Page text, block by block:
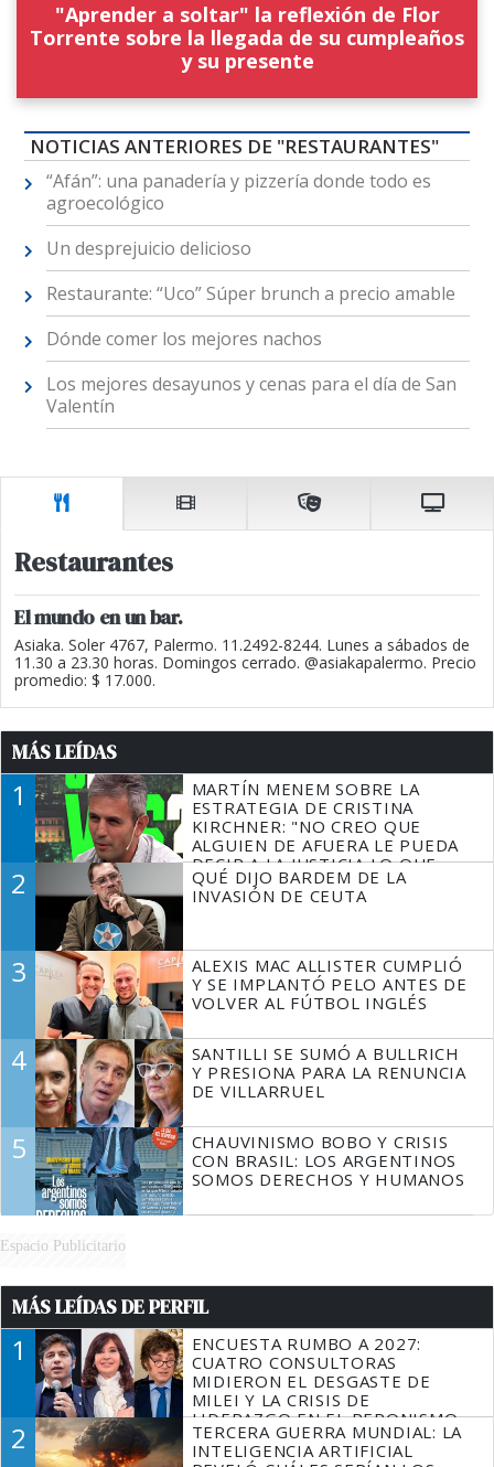
"Aprender a soltar" la reflexión de Flor
Torrente sobre la llegada de su cumpleaños
y su presente
NOTICIAS ANTERIORES DE "RESTAURANTES"
“Afán”: una panadería y pizzería donde todo es
agroecológico
Un desprejuicio delicioso
Restaurante: “Uco” Súper brunch a precio amable
Dónde comer los mejores nachos
Los mejores desayunos y cenas para el día de San
Valentín
Restaurantes
El mundo en un bar.
Asiaka. Soler 4767, Palermo. 11.2492-8244. Lunes a sábados de
11.30 a 23.30 horas. Domingos cerrado. @asiakapalermo. Precio
promedio: $ 17.000.
MÁS LEÍDAS
1
MARTÍN MENEM SOBRE LA
ESTRATEGIA DE CRISTINA
KIRCHNER: "NO CREO QUE
ALGUIEN DE AFUERA LE PUEDA
DECIR A LA JUSTICIA LO QUE
TIENE QUE HACER"
2
QUÉ DIJO BARDEM DE LA
INVASIÓN DE CEUTA
3
ALEXIS MAC ALLISTER CUMPLIÓ
Y SE IMPLANTÓ PELO ANTES DE
VOLVER AL FÚTBOL INGLÉS
4
SANTILLI SE SUMÓ A BULLRICH
Y PRESIONA PARA LA RENUNCIA
DE VILLARRUEL
5
CHAUVINISMO BOBO Y CRISIS
CON BRASIL: LOS ARGENTINOS
SOMOS DERECHOS Y HUMANOS
Espacio Publicitario
MÁS LEÍDAS DE PERFIL
1
ENCUESTA RUMBO A 2027:
CUATRO CONSULTORAS
MIDIERON EL DESGASTE DE
MILEI Y LA CRISIS DE
LIDERAZGO EN EL PERONISMO
2
TERCERA GUERRA MUNDIAL: LA
INTELIGENCIA ARTIFICIAL